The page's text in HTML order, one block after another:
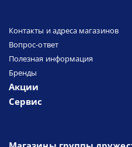
Контакты и адреса магазинов
Вопрос-ответ
Полезная информация
Бренды
Акции
Сервис